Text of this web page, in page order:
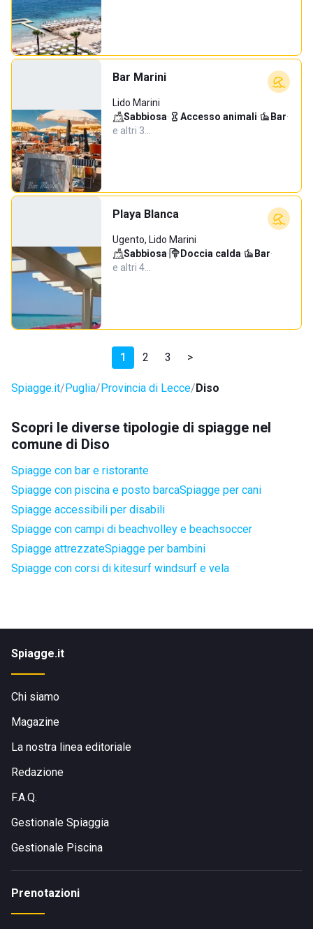
Bar Marini
Lido Marini
Sabbiosa· Accesso animali· Bar·
e altri 3…
Playa Blanca
Ugento, Lido Marini
Sabbiosa· Doccia calda· Bar·
e altri 4…
1 2 3 >
Spiagge.it Puglia Provincia di Lecce Diso
Scopri le diverse tipologie di spiagge nel
comune di Diso
Spiagge con bar e ristorante
Spiagge con piscina e posto barcaSpiagge per cani
Spiagge accessibili per disabili
Spiagge con campi di beachvolley e beachsoccer
Spiagge attrezzateSpiagge per bambini
Spiagge con corsi di kitesurf windsurf e vela
Spiagge.it
Chi siamo
Magazine
La nostra linea editoriale
Redazione
F.A.Q.
Gestionale Spiaggia
Gestionale Piscina
Prenotazioni